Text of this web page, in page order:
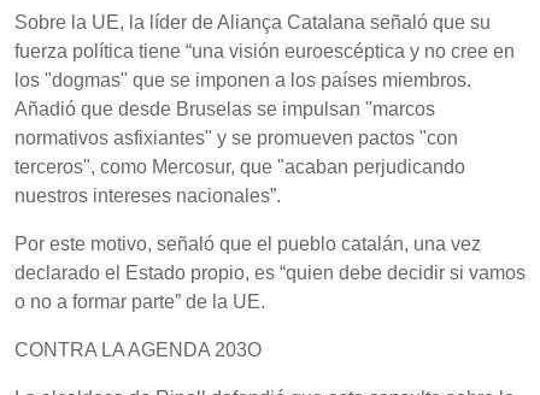
Sobre la UE, la líder de Aliança Catalana señaló que su
fuerza política tiene “una visión euroescéptica y no cree en
los "dogmas" que se imponen a los países miembros.
Añadió que desde Bruselas se impulsan "marcos
normativos asfixiantes" y se promueven pactos "con
terceros", como Mercosur, que "acaban perjudicando
nuestros intereses nacionales”.
Por este motivo, señaló que el pueblo catalán, una vez
declarado el Estado propio, es “quien debe decidir si vamos
o no a formar parte” de la UE.
CONTRA LA AGENDA 203O